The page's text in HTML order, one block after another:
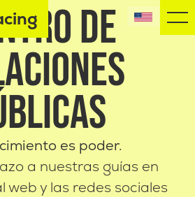
DE
es poder.
a nuestras guías en
web y las redes sociales